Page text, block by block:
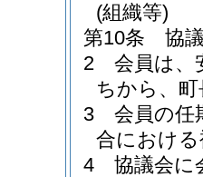
(組織等)
第10条
協
2
会員は、
ちから、
3
会員の任
合におけ
4
協議会に